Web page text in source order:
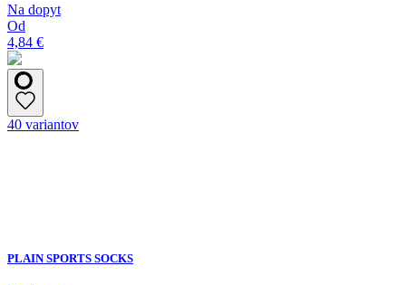
Na dopyt
Od
4,84 €
40 variantov
PLAIN SPORTS SOCKS